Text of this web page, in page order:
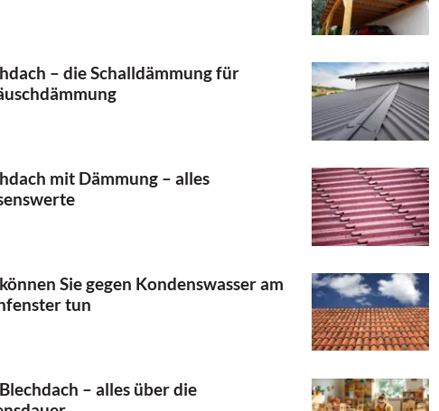
– die Schalldämmung für
mit Dämmung – alles
Sie gegen Kondenswasser am
tun
– alles über die